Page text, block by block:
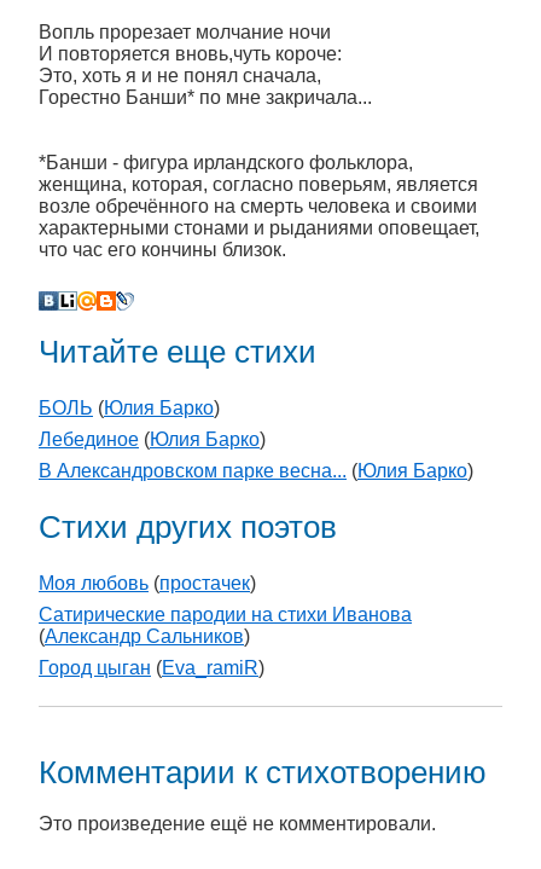
Вопль прорезает молчание ночи
И повторяется вновь,чуть короче:
Это, хоть я и не понял сначала,
Горестно Банши* по мне закричала...
*Банши - фигура ирландского фольклора,
женщина, которая, согласно поверьям, является
возле обречённого на смерть человека и своими
характерными стонами и рыданиями оповещает,
что час его кончины близок.
Читайте еще стихи
БОЛЬ (Юлия Барко)
Лебединое (Юлия Барко)
В Александровском парке весна... (Юлия Барко)
Стихи других поэтов
Моя любовь (простачек)
Сатирические пародии на стихи Иванова
(Александр Сальников)
Город цыган (Eva_ramiR)
Комментарии к стихотворению
Это произведение ещё не комментировали.